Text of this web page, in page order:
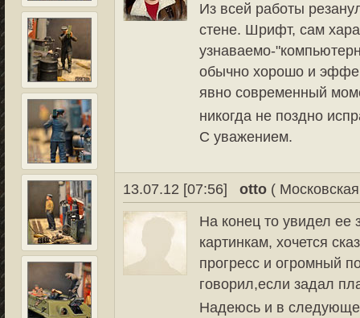
Из всей работы
стене. Шрифт, сам
узнаваемо-
обычно хорошо и
явно современный
никогда не поздно
С уважением.
13.07.12 [07:56] otto (
На конец то увидел ее
картинкам, хочется
прогресс и огромный
говорил,если задал
Надеюсь и в